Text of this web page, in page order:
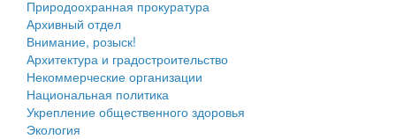
Природоохранная прокуратура
Архивный отдел
Внимание, розыск!
Архитектура и градостроительство
Некоммерческие организации
Национальная политика
Укрепление общественного здоровья
Экология